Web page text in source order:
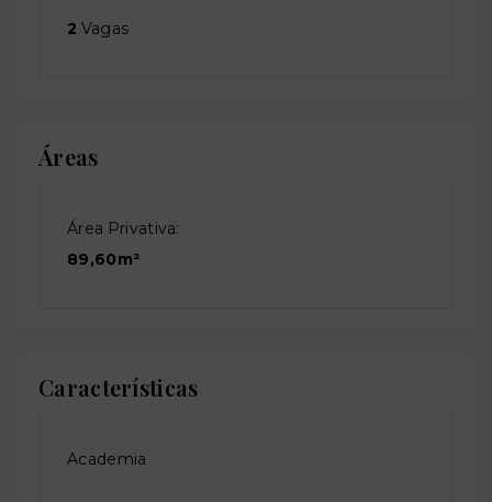
2 Vagas
Áreas
Área Privativa:
89,60m²
Características
Academia